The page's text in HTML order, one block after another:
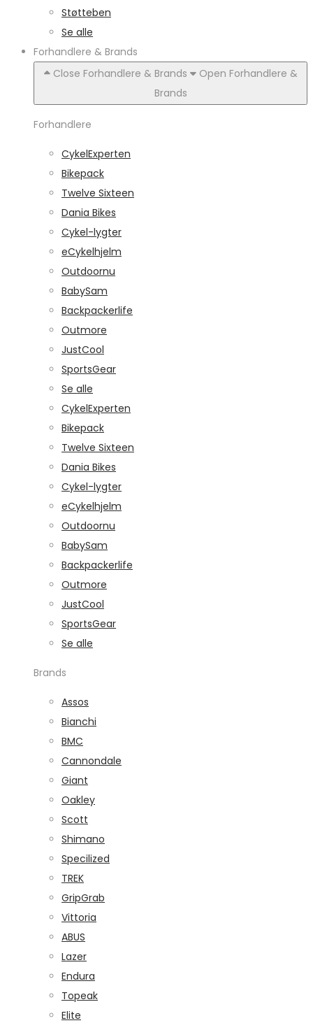
Støtteben
Se alle
Forhandlere & Brands
Close Forhandlere & Brands
Open Forhandlere &
Brands
Forhandlere
CykelExperten
Bikepack
Twelve Sixteen
Dania Bikes
Cykel-lygter
eCykelhjelm
Outdoornu
BabySam
Backpackerlife
Outmore
JustCool
SportsGear
Se alle
CykelExperten
Bikepack
Twelve Sixteen
Dania Bikes
Cykel-lygter
eCykelhjelm
Outdoornu
BabySam
Backpackerlife
Outmore
JustCool
SportsGear
Se alle
Brands
Assos
Bianchi
BMC
Cannondale
Giant
Oakley
Scott
Shimano
Specilized
TREK
GripGrab
Vittoria
ABUS
Lazer
Endura
Topeak
Elite